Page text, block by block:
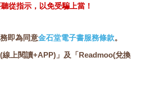
從指示，以免受騙上當！
即為同意金石堂電子書服務條款。
線上閱讀+APP)」及「Readmoo(兌換